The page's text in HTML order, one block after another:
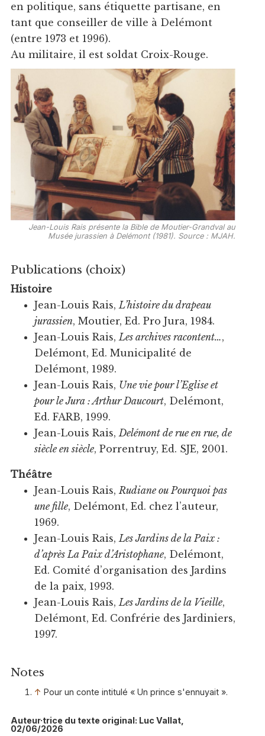
en politique, sans étiquette partisane, en
tant que conseiller de ville à Delémont
(entre 1973 et 1996).
Au militaire, il est soldat Croix-Rouge.
Jean-Louis Rais présente la Bible de Moutier-Grandval au
Musée jurassien à Delémont (1981). Source : MJAH.
Publications (choix)
Histoire
Jean-Louis Rais,L’histoire du drapeau
jurassien, Moutier, Ed. Pro Jura, 1984.
Jean-Louis Rais,Les archives racontent…,
Delémont, Ed. Municipalité de
Delémont, 1989.
Jean-Louis Rais, Une vie pour l’Eglise et
pour le Jura : Arthur Daucourt, Delémont,
Ed. FARB, 1999.
Jean-Louis Rais,Delémont de rue en rue, de
siècle en siècle, Porrentruy, Ed. SJE, 2001.
Théâtre
Jean-Louis Rais,Rudiane ou Pourquoi pas
une fille, Delémont, Ed. chez l’auteur,
1969.
Jean-Louis Rais,Les Jardins de la Paix :
d’après La Paix d’Aristophane, Delémont,
Ed. Comité d’organisation des Jardins
de la paix, 1993.
Jean-Louis Rais,Les Jardins de la Vieille,
Delémont, Ed. Confrérie des Jardiniers,
1997.
Notes
↑ Pour un conte intitulé « Un prince s'ennuyait ».
Auteur·trice du texte original: Luc Vallat,
02/06/2026